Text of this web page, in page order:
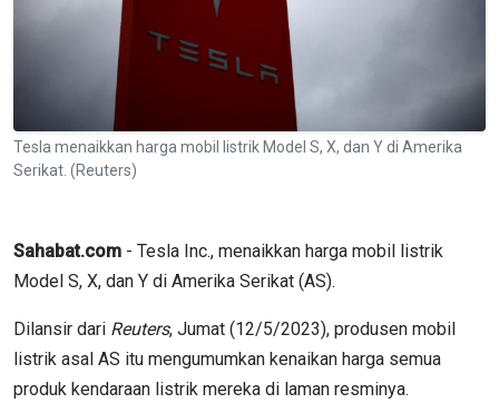
Tesla menaikkan harga mobil listrik Model S, X, dan Y di Amerika
Serikat. (Reuters)
Sahabat.com - Tesla Inc., menaikkan harga mobil listrik
Model S, X, dan Y di Amerika Serikat (AS).
Dilansir dari Reuters, Jumat (12/5/2023), produsen mobil
listrik asal AS itu mengumumkan kenaikan harga semua
produk kendaraan listrik mereka di laman resminya.